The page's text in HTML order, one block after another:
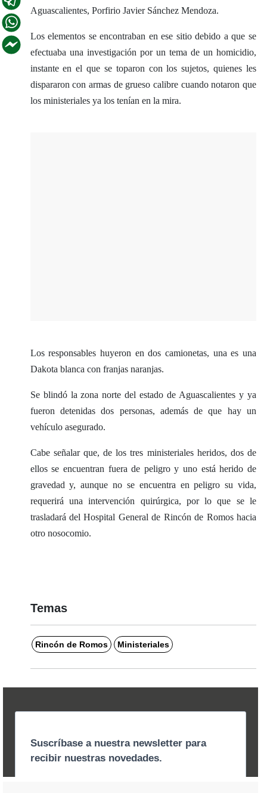
Aguascalientes, Porfirio Javier Sánchez Mendoza.
Los elementos se encontraban en ese sitio debido a que se
efectuaba una investigación por un tema de un homicidio,
instante en el que se toparon con los sujetos, quienes les
dispararon con armas de grueso calibre cuando notaron que
los ministeriales ya los tenían en la mira.
Los responsables huyeron en dos camionetas, una es una
Dakota blanca con franjas naranjas.
Se blindó la zona norte del estado de Aguascalientes y ya
fueron detenidas dos personas, además de que hay un
vehículo asegurado.
Cabe señalar que, de los tres ministeriales heridos, dos de
ellos se encuentran fuera de peligro y uno está herido de
gravedad y, aunque no se encuentra en peligro su vida,
requerirá una intervención quirúrgica, por lo que se le
trasladará del Hospital General de Rincón de Romos hacia
otro nosocomio.
Temas
Rincón de Romos Ministeriales